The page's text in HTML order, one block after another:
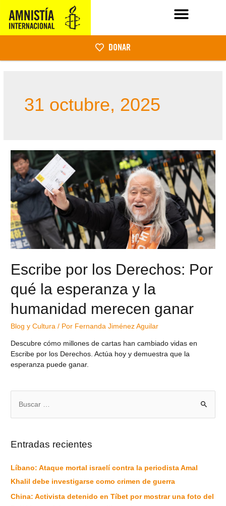
DONAR
31 octubre, 2025
Escribe por los Derechos: Por
qué la esperanza y la
humanidad merecen ganar
Blog y Cultura / Por Fernanda Jiménez Aguilar
Descubre cómo millones de cartas han cambiado vidas en
Escribe por los Derechos. Actúa hoy y demuestra que la
esperanza puede ganar.
Entradas recientes
Líbano: Ataque mortal israelí contra la periodista Amal
Khalil debe investigarse como crimen de guerra
China: Activista detenido en Tíbet por mostrar una foto del